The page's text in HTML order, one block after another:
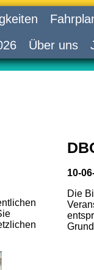
Über uns
10-
Die